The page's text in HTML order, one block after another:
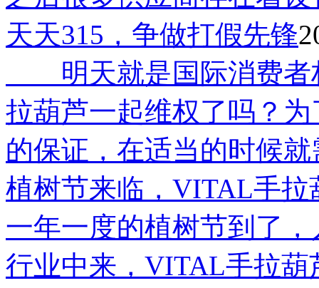
天天315，争做打假先锋
明天就是国际消费者
拉葫芦一起维权了吗？
的保证，在适当的时候
植树节来临，VITAL手拉
一年一度的植树节到了
行业中来，VITAL手拉